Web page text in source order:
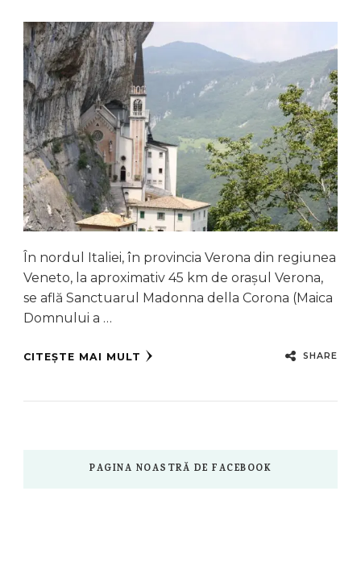
În nordul Italiei, în provincia Verona din regiunea
Veneto, la aproximativ 45 km de orașul Verona,
se află Sanctuarul Madonna della Corona (Maica
Domnului a …
CITEȘTE MAI MULT SHARE
PAGINA NOASTRĂ DE FACEBOOK